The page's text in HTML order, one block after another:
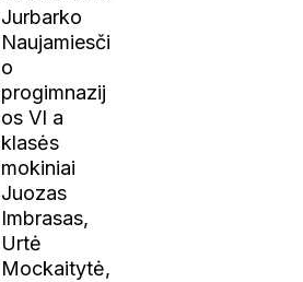
Jurbarko
Naujamiesči
o
progimnazij
os VI a
klasės
mokiniai
Juozas
Imbrasas,
Urtė
Mockaitytė,